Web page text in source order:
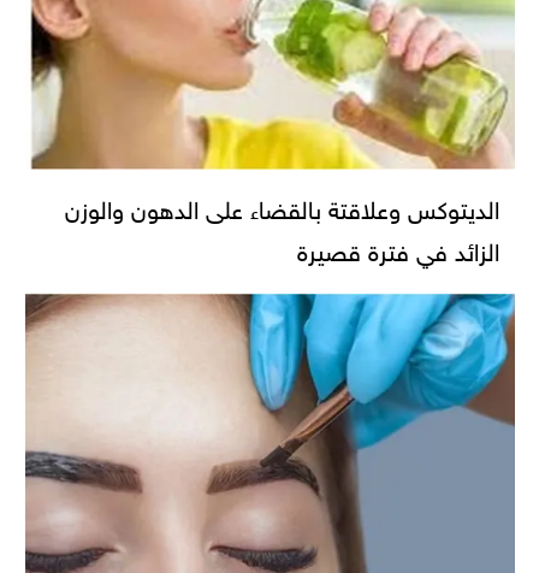
الديتوكس وعلاقتة بالقضاء على الدهون والوزن
الزائد في فترة قصيرة